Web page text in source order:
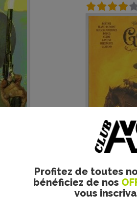
Profitez de toutes
bénéficiez de nos
vous
la
Tiburce Oger
quatorze